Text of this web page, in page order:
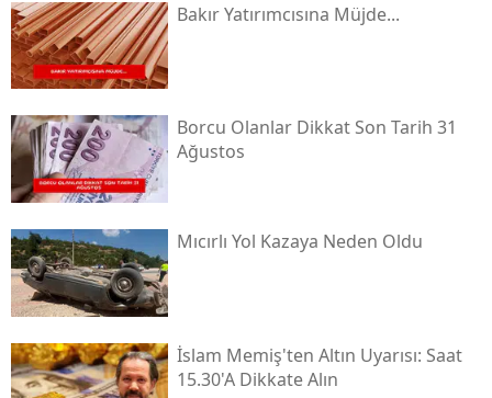
Bakır Yatırımcısına Müjde...
Borcu Olanlar Dikkat Son Tarih 31
Ağustos
Mıcırlı Yol Kazaya Neden Oldu
İslam Memiş'ten Altın Uyarısı: Saat
15.30'a Dikkate Alın